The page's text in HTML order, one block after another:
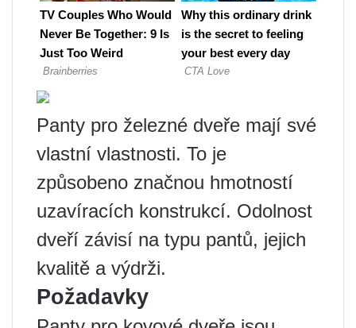
Panty pro železné dveře mají své
vlastní vlastnosti. To je
způsobeno značnou hmotností
uzavíracích konstrukcí. Odolnost
dveří závisí na typu pantů, jejich
kvalitě a výdrži.
Požadavky